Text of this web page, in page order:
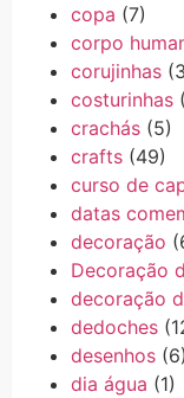
copa (7)
corpo
corujinhas
costurinhas
crachás (5)
crafts (49)
curso de
datas
decoração
Decoração
decoração
dedoches
desenhos (6)
dia água (1)